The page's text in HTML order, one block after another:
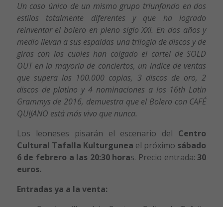
Un caso único de un mismo grupo triunfando en dos
estilos totalmente diferentes y que ha logrado
reinventar el bolero en pleno siglo XXI. En dos años y
medio llevan a sus espaldas una trilogía de discos y de
giras con las cuales han colgado el cartel de SOLD
OUT en la mayoría de conciertos, un índice de ventas
que supera las 100.000 copias, 3 discos de oro, 2
discos de platino y 4 nominaciones a los 16th Latin
Grammys de 2016, demuestra que el Bolero con CAFÉ
QUIJANO está más vivo que nunca.
Los leoneses pisarán el escenario del Centro
Cultural Tafalla Kulturgunea el próximo sábado
6 de febrero a las 20:30 horas. Precio entrada:30
euros.
Entradas ya a la venta: